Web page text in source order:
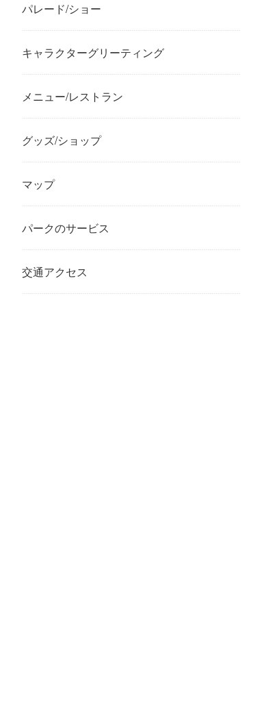
パレード/ショー
キャラクターグリーティング
メニュー/レストラン
グッズ/ショップ
マップ
パークのサービス
交通アクセス